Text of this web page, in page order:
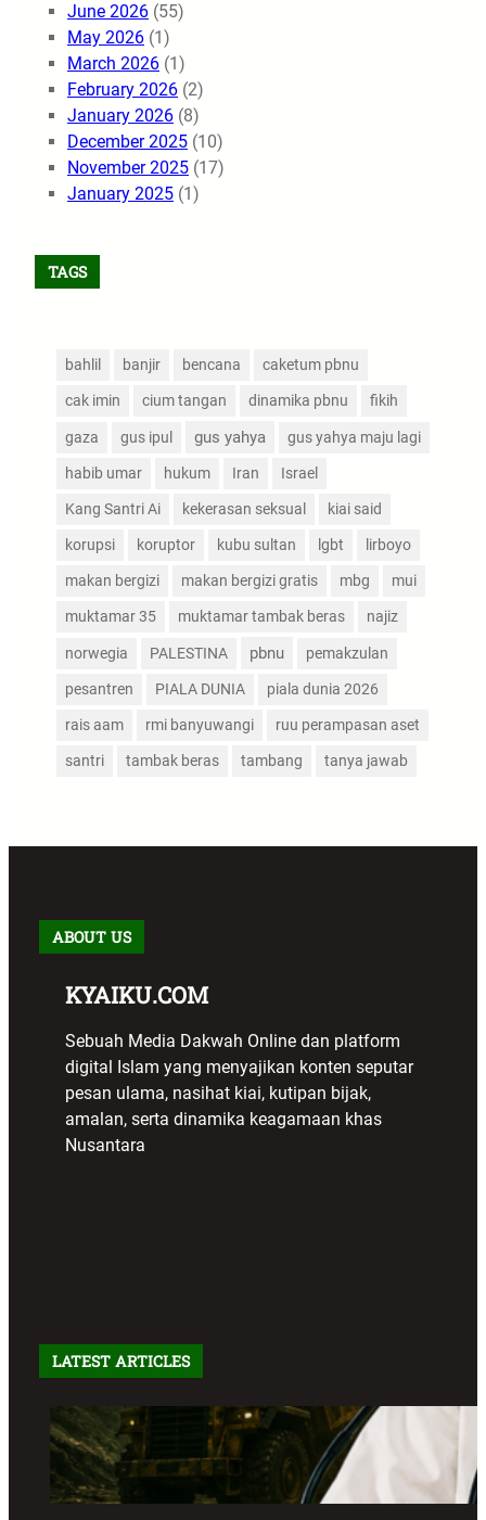
June 2026 (55)
May 2026 (1)
March 2026 (1)
February 2026 (2)
January 2026 (8)
December 2025 (10)
November 2025 (17)
January 2025 (1)
TAGS
bahlil banjir bencana caketum pbnu
cak imin cium tangan dinamika pbnu fikih
gaza gus ipul gus yahya gus yahya maju lagi
habib umar hukum Iran Israel
Kang Santri Ai kekerasan seksual kiai said
korupsi koruptor kubu sultan lgbt lirboyo
makan bergizi makan bergizi gratis mbg mui
muktamar 35 muktamar tambak beras najiz
norwegia PALESTINA pbnu pemakzulan
pesantren PIALA DUNIA piala dunia 2026
rais aam rmi banyuwangi ruu perampasan aset
santri tambak beras tambang tanya jawab
ABOUT US
KYAIKU.COM
Sebuah Media Dakwah Online dan platform
digital Islam yang menyajikan konten seputar
pesan ulama, nasihat kiai, kutipan bijak,
amalan, serta dinamika keagamaan khas
Nusantara
LATEST ARTICLES